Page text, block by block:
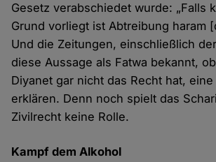
Gesetz verabschiedet wurde: „Falls
Grund vorliegt ist Abtreibung haram
Und die Zeitungen, einschließlich
diese Aussage als Fatwa bekannt,
Diyanet gar nicht das Recht hat, eine
erklären. Denn noch spielt das
Zivilrecht keine Rolle.
Kampf dem Alkohol